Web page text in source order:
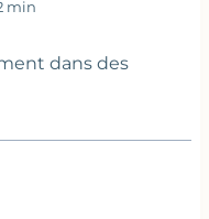
min
dans des